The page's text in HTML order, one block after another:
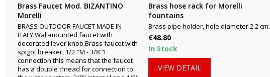
Brass Faucet Mod. BIZANTINO
Morelli
BRASS OUTDOOR FAUCET MADE IN
ITALY.Wall-mounted faucet with
decorated lever knob.Brass faucet with
spigot breaker, 1/2 "M - 3/8 "F
connection this means that the faucet
has a double thread for connection to
Brass hose rack for Morelli
fountains
Brass pipe holder, hole diameter 2.2 cm.
Price
€48.80
In Stock
VIEW DETAIL